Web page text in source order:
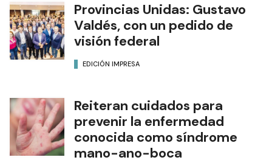
Provincias Unidas: Gustavo
Valdés, con un pedido de
visión federal
EDICIÓN IMPRESA
Reiteran cuidados para
prevenir la enfermedad
conocida como síndrome
mano-ano-boca